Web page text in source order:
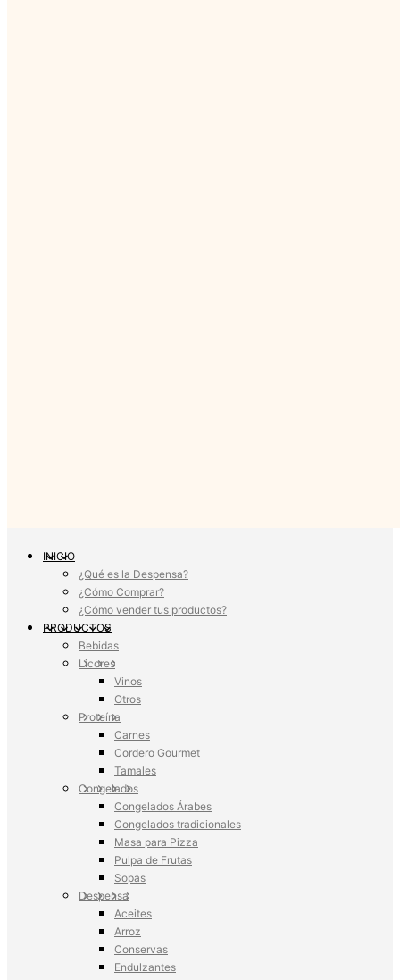
INICIO
¿Qué es la Despensa?
¿Cómo Comprar?
¿Cómo vender tus productos?
PRODUCTOS
Bebidas
Licores
Vinos
Otros
Proteína
Carnes
Cordero Gourmet
Tamales
Congelados
Congelados Árabes
Congelados tradicionales
Masa para Pizza
Pulpa de Frutas
Sopas
Despensa
Aceites
Arroz
Conservas
Endulzantes